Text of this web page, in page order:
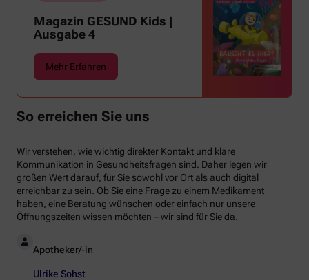
Magazin GESUND Kids |
Ausgabe 4
Mehr Erfahren
So erreichen Sie uns
Wir verstehen, wie wichtig direkter Kontakt und klare
Kommunikation in Gesundheitsfragen sind. Daher legen wir
großen Wert darauf, für Sie sowohl vor Ort als auch digital
erreichbar zu sein. Ob Sie eine Frage zu einem Medikament
haben, eine Beratung wünschen oder einfach nur unsere
Öffnungszeiten wissen möchten – wir sind für Sie da.
Apotheker/-in
Ulrike Sohst